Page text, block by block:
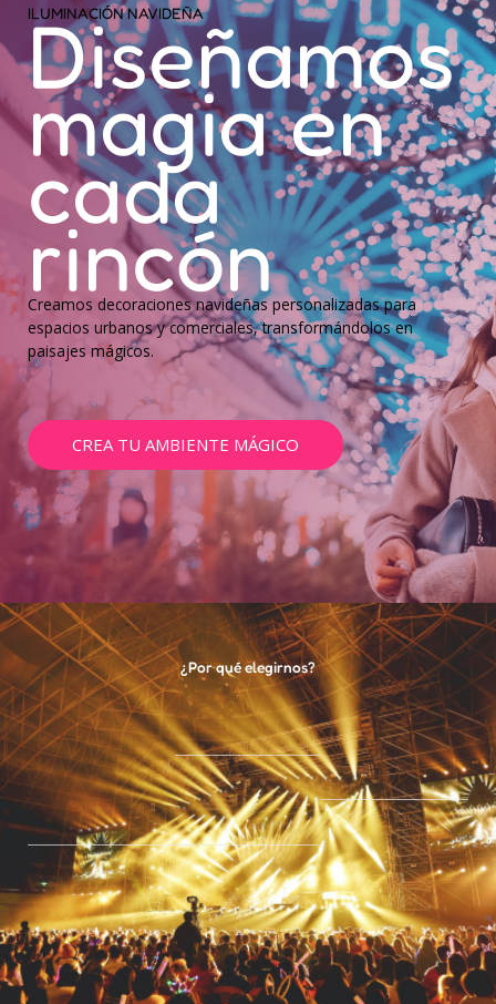
ILUMINACIÓN NAVIDEÑA
Diseñamos
magia en
cada
rincón
Creamos decoraciones navideñas personalizadas para
espacios urbanos y comerciales, transformándolos en
paisajes mágicos.
CREA TU AMBIENTE MÁGICO
¿Por qué elegirnos?